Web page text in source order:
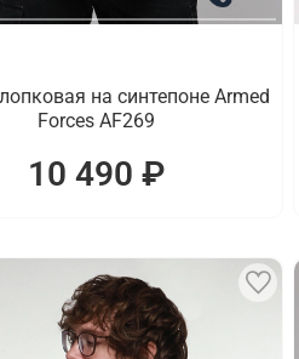
на синтепоне Armed
Forces AF269
10 490 ₽